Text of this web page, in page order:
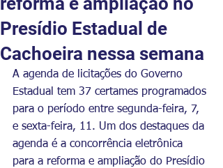
Presídio Estadual de
Cachoeira nessa semana
A agenda de licitações do Governo
Estadual tem 37 certames programados
para o período entre segunda-feira, 7,
e sexta-feira, 11. Um dos destaques da
agenda é a concorrência eletrônica
para a reforma e ampliação do Presídio